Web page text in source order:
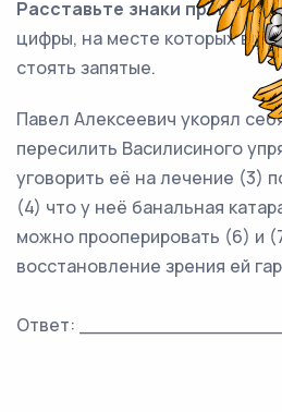
Расставьте знаки
цифры, на месте которых в
стоять запятые.
Павел Алексеевич укорял
пересилить Василисиного
уговорить её на лечение (3)
(4) что у неё банальная
можно прооперировать (6) и
восстановление зрения ей
Ответ: